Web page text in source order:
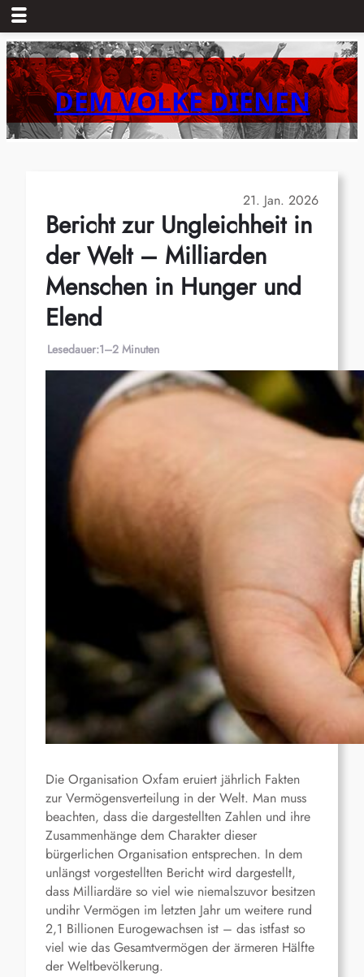
Zum
Inhalt
springenDEM VOLKE DIENEN
21. Jan. 2026
Bericht zur Ungleichheit in
der Welt – Milliarden
Menschen in Hunger und
Elend
Lesedauer:1–2 Minuten
Die Organisation Oxfam eruiert jährlich Fakten
zur Vermögensverteilung in der Welt. Man muss
beachten, dass die dargestellten Zahlen und ihre
Zusammenhänge dem Charakter dieser
bürgerlichen Organisation entsprechen. In dem
unlängst vorgestellten Bericht wird dargestellt,
dass Milliardäre so viel wie niemalszuvor besitzen
undihr Vermögen im letzten Jahr um weitere rund
2,1 Billionen Eurogewachsen ist – das istfast so
viel wie das Gesamtvermögen der ärmeren Hälfte
der Weltbevölkerung.